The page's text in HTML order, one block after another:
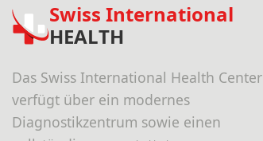
Swiss International
HEALTH
Das Swiss International Health Center
verfügt über ein modernes
Diagnostikzentrum sowie einen